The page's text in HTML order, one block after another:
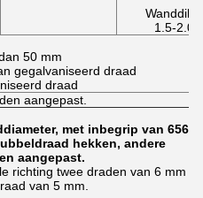
Wanddikte
1.5-2.0
50 mm
gegalvaniseerd draad
draad
aangepast.
met inbegrip van 656
hekken, andere
aangepast.
richting twee draden van 6 mm
van 5 mm.